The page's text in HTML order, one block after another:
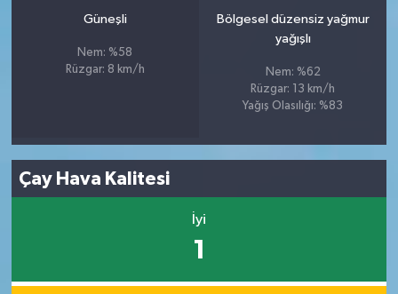
Güneşli
Nem: %58
Rüzgar: 8 km/h
Bölgesel düzensiz yağmur
yağışlı
Nem: %62
Rüzgar: 13 km/h
Yağış Olasılığı: %83
Çay Hava Kalitesi
İyi
1